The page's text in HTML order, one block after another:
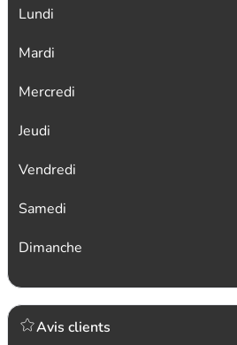
Lundi
Mardi
Mercredi
Jeudi
Vendredi
Samedi
Dimanche
Avis clients